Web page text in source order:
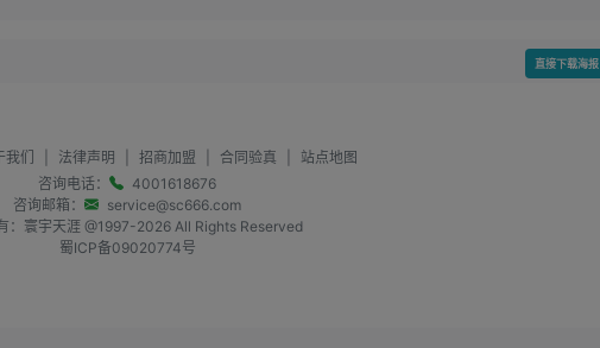
直接下载海报
我们 法律声明 招商加盟 合同验真
站点地图
咨询电话：
4001618676
咨询邮箱：
service@sc666.com
：寰宇天涯 @1997-2026All Rights Reserved
蜀ICP备09020774号